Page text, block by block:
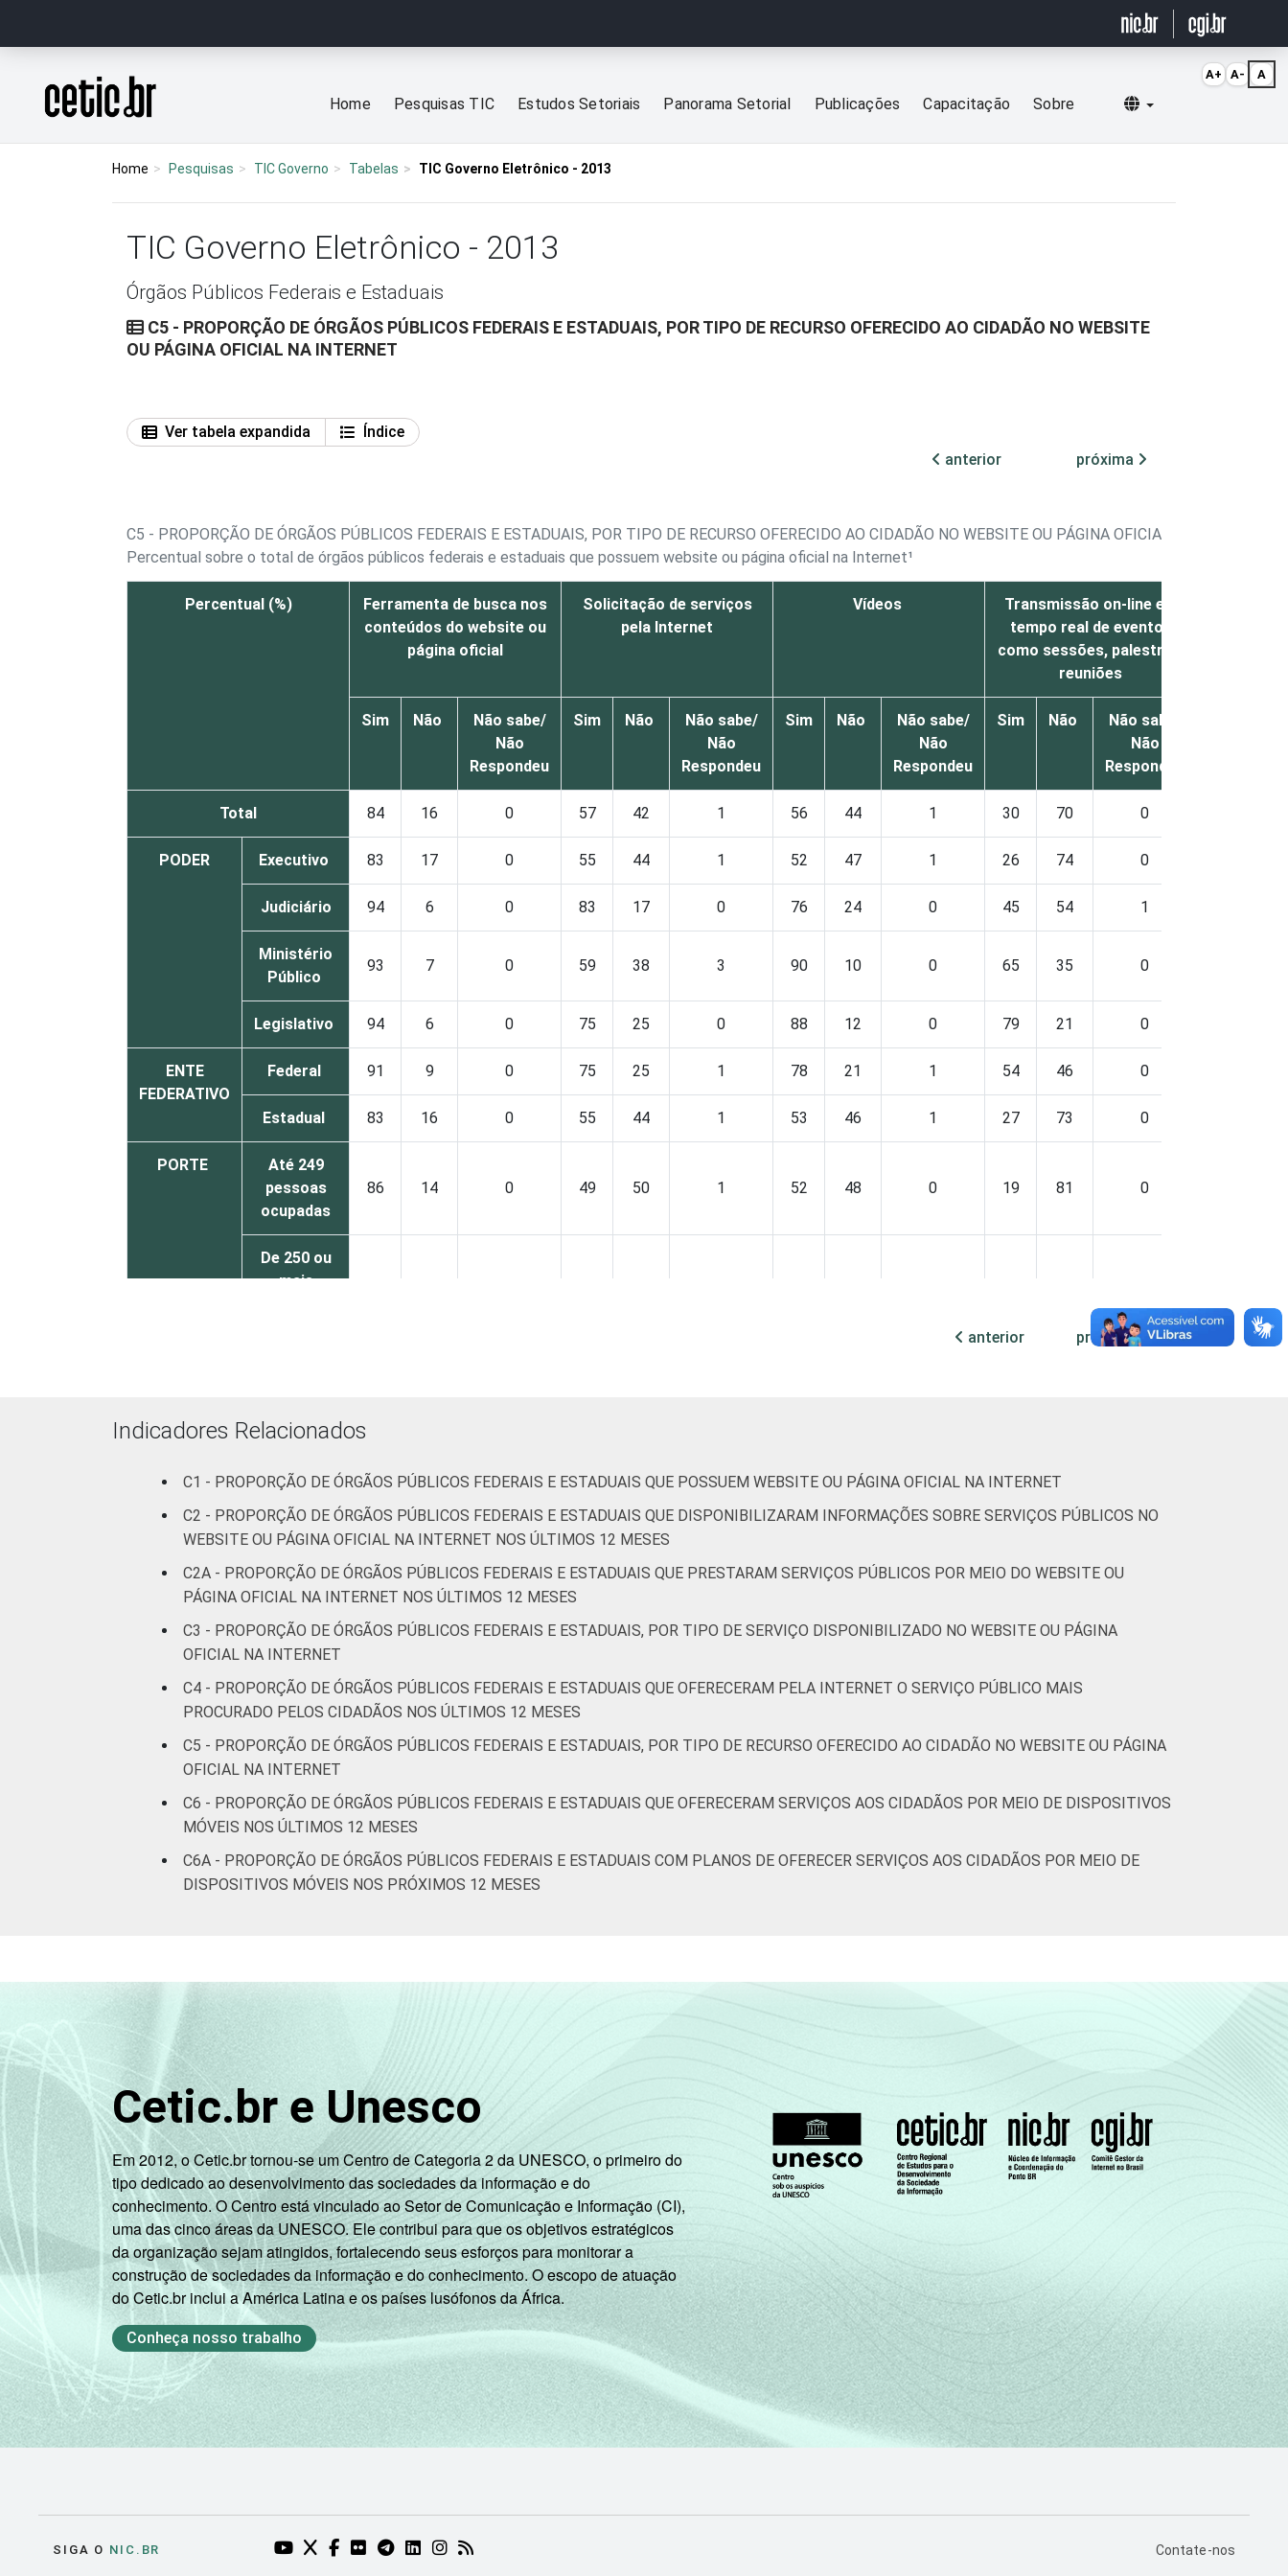
Página inicial
Home Pesquisas TIC Estudos Setoriais Panorama Setorial Publicações Capacitação Sobre Selecionar idioma
Home Pesquisas TIC Governo Tabelas TIC Governo Eletrônico - 2013
TIC Governo Eletrônico - 2013
Órgãos Públicos Federais e Estaduais
C5 - PROPORÇÃO DE ÓRGÃOS PÚBLICOS FEDERAIS E ESTADUAIS, POR TIPO DE RECURSO OFERECIDO AO CIDADÃO NO WEBSITE
OU PÁGINA OFICIAL NA INTERNET
Ver tabela expandida
Índice
anterior
próxima
C5 - PROPORÇÃO DE ÓRGÃOS PÚBLICOS FEDERAIS E ESTADUAIS, POR TIPO DE RECURSO OFERECIDO AO CIDADÃO NO WEBSITE OU PÁGINA OFICIAL NA INTERNET
Percentual sobre o total de órgãos públicos federais e estaduais que possuem website ou página oficial na Internet¹
Percentual (%)
Ferramenta de busca nos
conteúdos do website ou
página oficial
Solicitação de serviços
pela Internet
Vídeos
Transmissão on-line em
tempo real de eventos
como sessões, palestras,
reuniões
Sim Não
Não sabe/
Não
Respondeu
Sim Não
Não sabe/
Não
Respondeu
Sim Não
Não sabe/
Não
Respondeu
Sim Não
Não sabe/
Não
Respondeu
Total 84 16 0 57 42 1 56 44 1 30 70 0
PODER Executivo 83 17 0 55 44 1 52 47 1 26 74 0
Judiciário 94 6 0 83 17 0 76 24 0 45 54 1
Ministério
Público
93 7 0 59 38 3 90 10 0 65 35 0
Legislativo 94 6 0 75 25 0 88 12 0 79 21 0
ENTE
FEDERATIVO
Federal 91 9 0 75 25 1 78 21 1 54 46 0
Estadual 83 16 0 55 44 1 53 46 1 27 73 0
PORTE
Até 249
pessoas
ocupadas
86 14 0 49 50 1 52 48 0 19 81 0
De 250 ou
mais
Fonte: NIC.br - out/2013 a dez/2013
anterior próxima
Indicadores Relacionados
C1 - PROPORÇÃO DE ÓRGÃOS PÚBLICOS FEDERAIS E ESTADUAIS QUE POSSUEM WEBSITE OU PÁGINA OFICIAL NA INTERNET
C2 - PROPORÇÃO DE ÓRGÃOS PÚBLICOS FEDERAIS E ESTADUAIS QUE DISPONIBILIZARAM INFORMAÇÕES SOBRE SERVIÇOS PÚBLICOS NO
WEBSITE OU PÁGINA OFICIAL NA INTERNET NOS ÚLTIMOS 12 MESES
C2A - PROPORÇÃO DE ÓRGÃOS PÚBLICOS FEDERAIS E ESTADUAIS QUE PRESTARAM SERVIÇOS PÚBLICOS POR MEIO DO WEBSITE OU
PÁGINA OFICIAL NA INTERNET NOS ÚLTIMOS 12 MESES
C3 - PROPORÇÃO DE ÓRGÃOS PÚBLICOS FEDERAIS E ESTADUAIS, POR TIPO DE SERVIÇO DISPONIBILIZADO NO WEBSITE OU PÁGINA
OFICIAL NA INTERNET
C4 - PROPORÇÃO DE ÓRGÃOS PÚBLICOS FEDERAIS E ESTADUAIS QUE OFERECERAM PELA INTERNET O SERVIÇO PÚBLICO MAIS
PROCURADO PELOS CIDADÃOS NOS ÚLTIMOS 12 MESES
C5 - PROPORÇÃO DE ÓRGÃOS PÚBLICOS FEDERAIS E ESTADUAIS, POR TIPO DE RECURSO OFERECIDO AO CIDADÃO NO WEBSITE OU PÁGINA
OFICIAL NA INTERNET
C6 - PROPORÇÃO DE ÓRGÃOS PÚBLICOS FEDERAIS E ESTADUAIS QUE OFERECERAM SERVIÇOS AOS CIDADÃOS POR MEIO DE DISPOSITIVOS
MÓVEIS NOS ÚLTIMOS 12 MESES
C6A - PROPORÇÃO DE ÓRGÃOS PÚBLICOS FEDERAIS E ESTADUAIS COM PLANOS DE OFERECER SERVIÇOS AOS CIDADÃOS POR MEIO DE
DISPOSITIVOS MÓVEIS NOS PRÓXIMOS 12 MESES
Cetic.br e Unesco
Em 2012, o Cetic.br tornou-se um Centro de Categoria 2 da UNESCO, o primeiro do
tipo dedicado ao desenvolvimento das sociedades da informação e do
conhecimento. O Centro está vinculado ao Setor de Comunicação e Informação (CI),
uma das cinco áreas da UNESCO. Ele contribui para que os objetivos estratégicos
da organização sejam atingidos, fortalecendo seus esforços para monitorar a
construção de sociedades da informação e do conhecimento. O escopo de atuação
do Cetic.br inclui a América Latina e os países lusófonos da África.
Conheça nosso trabalho
SIGA O NIC.BR YOUTUBE DO NIC.BR (ABRE EM NOVA ABA)
TWITTER DO NIC.BR (ABRE EM NOVA ABA)
FACEBOOK DO NIC.BR (ABRE EM NOVA ABA)
FLICKR DO NIC.BR (ABRE EM NOVA ABA)
TELEGRAM DO NIC.BR (ABRE EM NOVA ABA)
LINKEDIN DO NIC.BR (ABRE EM NOVA ABA)
INSTAGRAM DO NIC.BR (ABRE EM NOVA ABA)
RSS DO NIC.BR (ABRE EM NOVA ABA) PÁGINA DE
Contate-nos
A+ A- A